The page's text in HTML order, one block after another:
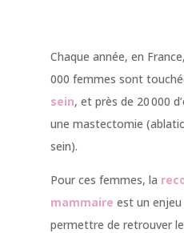
Chaque année, en
000 femmes sont
sein, et près de 20 000
une mastectomie
sein).
Pour ces femmes, la
mammaire est un
permettre de retrouver